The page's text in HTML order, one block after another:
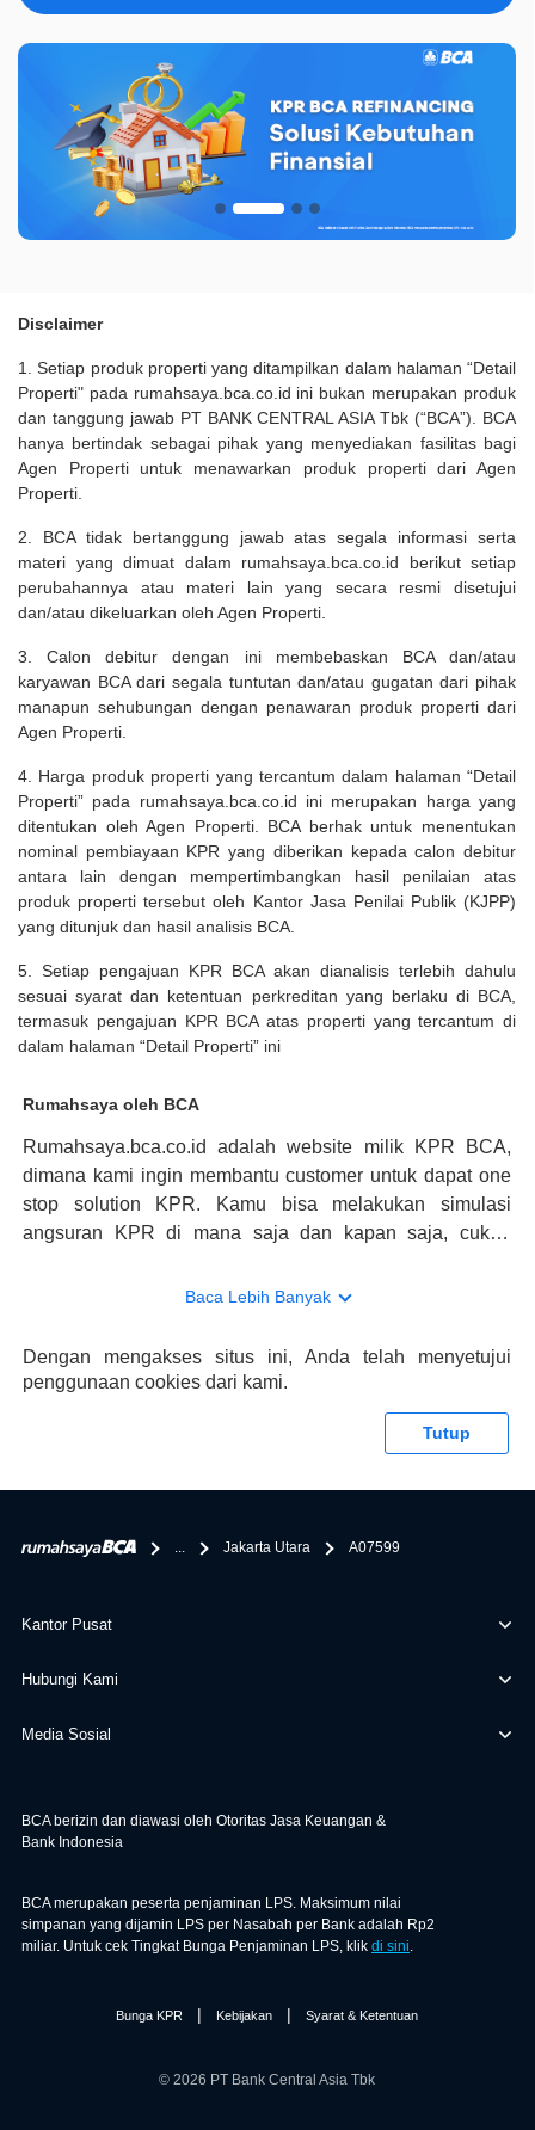
Disclaimer
1. Setiap produk properti yang ditampilkan dalam halaman “Detail
Properti" pada rumahsaya.bca.co.id ini bukan merupakan produk
dan tanggung jawab PT BANK CENTRAL ASIA Tbk (“BCA”). BCA
hanya bertindak sebagai pihak yang menyediakan fasilitas bagi
Agen Properti untuk menawarkan produk properti dari Agen
Properti.
2. BCA tidak bertanggung jawab atas segala informasi serta
materi yang dimuat dalam rumahsaya.bca.co.id berikut setiap
perubahannya atau materi lain yang secara resmi disetujui
dan/atau dikeluarkan oleh Agen Properti.
3. Calon debitur dengan ini membebaskan BCA dan/atau
karyawan BCA dari segala tuntutan dan/atau gugatan dari pihak
manapun sehubungan dengan penawaran produk properti dari
Agen Properti.
4. Harga produk properti yang tercantum dalam halaman “Detail
Properti” pada rumahsaya.bca.co.id ini merupakan harga yang
ditentukan oleh Agen Properti. BCA berhak untuk menentukan
nominal pembiayaan KPR yang diberikan kepada calon debitur
antara lain dengan mempertimbangkan hasil penilaian atas
produk properti tersebut oleh Kantor Jasa Penilai Publik (KJPP)
yang ditunjuk dan hasil analisis BCA.
5. Setiap pengajuan KPR BCA akan dianalisis terlebih dahulu
sesuai syarat dan ketentuan perkreditan yang berlaku di BCA,
termasuk pengajuan KPR BCA atas properti yang tercantum di
dalam halaman “Detail Properti” ini
Rumahsaya oleh BCA
Rumahsaya.bca.co.id adalah website milik KPR BCA,
dimana kami ingin membantu customer untuk dapat one
stop solution KPR. Kamu bisa melakukan simulasi
angsuran KPR di mana saja dan kapan saja, cukup
konsultasi mengenai KPR, maka ada layanan live chat
memberikan keuntungan yang berlipat, persyaratan
pengajuan KPR BCA juga sangat mudah, kamu bisa cek
tentang properti disini BCA hanya sebagai pihak
bertanggung jawab terhadap informasi yang rekanan
Baca Lebih Banyak
Dengan mengakses situs ini, Anda telah menyetujui
penggunaan cookies dari kami.
Tutup
... Jakarta Utara A07599
Kantor Pusat
Hubungi Kami
Media Sosial
BCA berizin dan diawasi oleh Otoritas Jasa Keuangan &
Bank Indonesia
BCA merupakan peserta penjaminan LPS. Maksimum nilai
simpanan yang dijamin LPS per Nasabah per Bank adalah Rp2
miliar. Untuk cek Tingkat Bunga Penjaminan LPS, klik di sini.
Bunga KPR | Kebijakan | Syarat & Ketentuan
© 2026 PT Bank Central Asia Tbk